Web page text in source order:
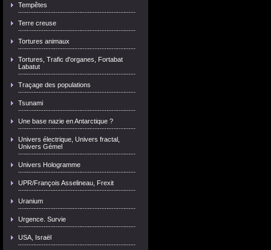
Tempêtes
Terre creuse
Tortures animaux
Tortures, Trafic d'organes, Fortabat
Labatut
Traçage des populations
Tsunami
Une base nazie en Antarctique ?
Univers électrique, Univers fractal,
Univers Gémel
Univers Hologramme
UPR/François Asselineau, Frexit
Uranium
Urgence. Survie
USA, Israël